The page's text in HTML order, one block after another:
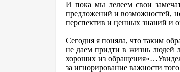
И пока мы лелеем свои
предложений и возможностей,
перспектив и ценных знаний и
Сегодня я поняла, что таким
не даем придти в жизнь людей
хороших из
за игнорирование важности